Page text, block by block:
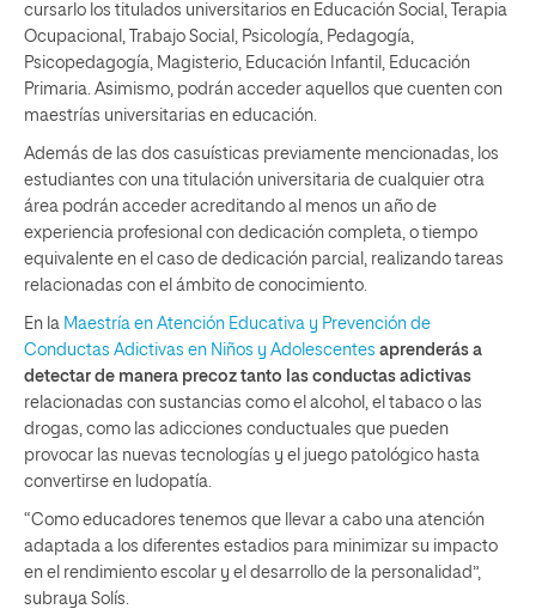
cursarlo los titulados universitarios en Educación Social, Terapia
Ocupacional, Trabajo Social, Psicología, Pedagogía,
Psicopedagogía, Magisterio, Educación Infantil, Educación
Primaria. Asimismo, podrán acceder aquellos que cuenten con
maestrías universitarias en educación.
Además de las dos casuísticas previamente mencionadas, los
estudiantes con una titulación universitaria de cualquier otra
área podrán acceder acreditando al menos un año de
experiencia profesional con dedicación completa, o tiempo
equivalente en el caso de dedicación parcial, realizando tareas
relacionadas con el ámbito de conocimiento.
En la Maestría en Atención Educativa y Prevención de
Conductas Adictivas en Niños y Adolescentes aprenderás a
detectar de manera precoz tanto las conductas adictivas
relacionadas con sustancias como el alcohol, el tabaco o las
drogas, como las adicciones conductuales que pueden
provocar las nuevas tecnologías y el juego patológico hasta
convertirse en ludopatía.
“Como educadores tenemos que llevar a cabo una atención
adaptada a los diferentes estadios para minimizar su impacto
en el rendimiento escolar y el desarrollo de la personalidad”,
subraya Solís.